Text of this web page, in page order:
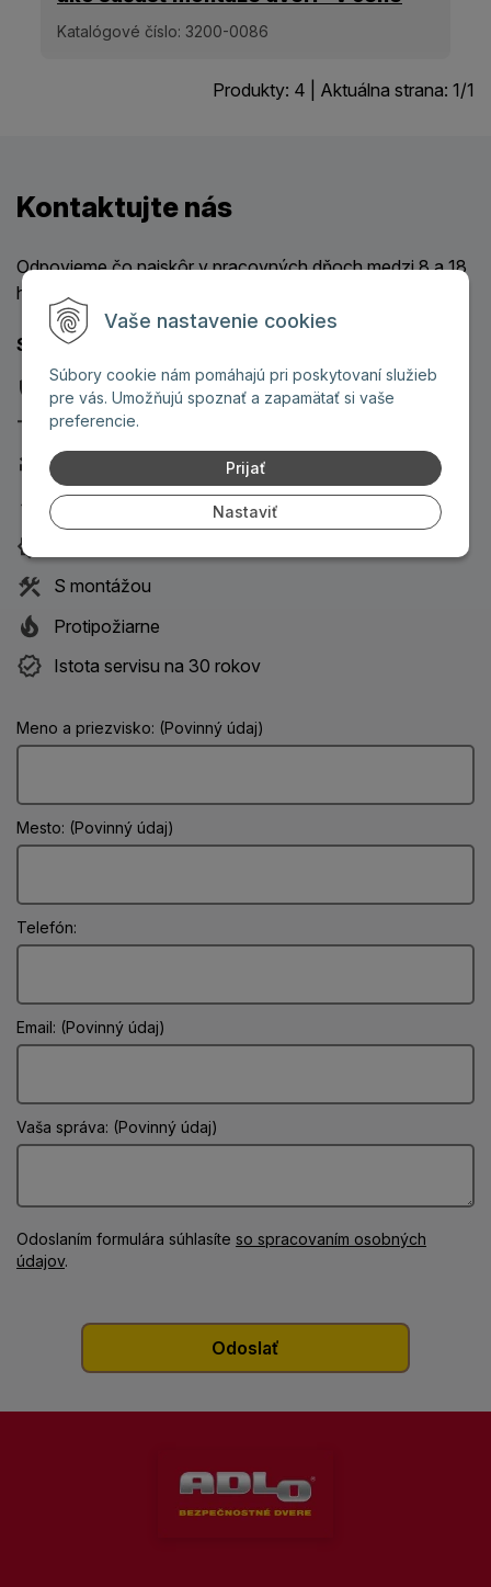
Vaše nastavenie cookies
Súbory cookie nám pomáhajú pri poskytovaní služieb
pre vás. Umožňujú spoznať a zapamätať si vaše
preferencie.
Prijať
Nastaviť
Katalógové číslo: 3200-0086
Produkty: 4 | Aktuálna strana: 1/1
Kontaktujte nás
Odpovieme čo najskôr v pracovných dňoch medzi 8 a 18
hod.
S našimi dverami získate 8 bonusov:
Bezpečnostné
Design na mieru
Priamo od výrobcu
S montážou
Protipožiarne
Istota servisu na 30 rokov
Meno a priezvisko: (Povinný údaj)
Mesto: (Povinný údaj)
Telefón:
Email: (Povinný údaj)
Vaša správa: (Povinný údaj)
Odoslaním formulára súhlasíte so spracovaním osobných
údajov.